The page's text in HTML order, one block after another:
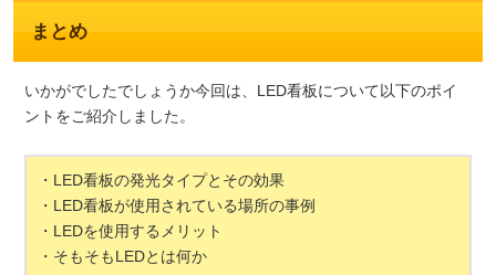
まとめ
いかがでしたでしょうか今回は、LED看板について以下のポイ
ントをご紹介しました。
・LED看板の発光タイプとその効果
・LED看板が使用されている場所の事例
・LEDを使用するメリット
・そもそもLEDとは何か